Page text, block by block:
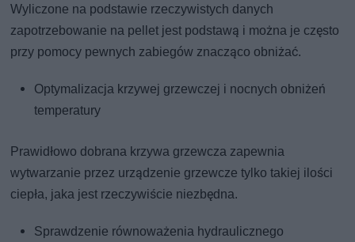
Wyliczone na podstawie rzeczywistych danych
zapotrzebowanie na pellet jest podstawą i można je często
przy pomocy pewnych zabiegów znacząco obniżać.
Optymalizacja krzywej grzewczej i nocnych obniżeń
temperatury
Prawidłowo dobrana krzywa grzewcza zapewnia
wytwarzanie przez urządzenie grzewcze tylko takiej ilości
ciepła, jaka jest rzeczywiście niezbędna.
Sprawdzenie równoważenia hydraulicznego